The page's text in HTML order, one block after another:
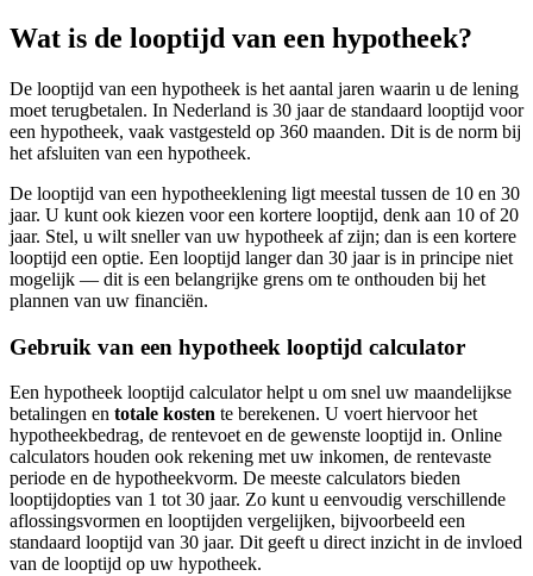
Wat is de looptijd van een hypotheek?
De looptijd van een hypotheek is het aantal jaren waarin u de lening
moet terugbetalen. In Nederland is 30 jaar de standaard looptijd voor
een hypotheek, vaak vastgesteld op 360 maanden. Dit is de norm bij
het afsluiten van een hypotheek.
De looptijd van een hypotheeklening ligt meestal tussen de 10 en 30
jaar. U kunt ook kiezen voor een kortere looptijd, denk aan 10 of 20
jaar. Stel, u wilt sneller van uw hypotheek af zijn; dan is een kortere
looptijd een optie. Een looptijd langer dan 30 jaar is in principe niet
mogelijk — dit is een belangrijke grens om te onthouden bij het
plannen van uw financiën.
Gebruik van een hypotheek looptijd calculator
Een hypotheek looptijd calculator helpt u om snel uw maandelijkse
betalingen en totale kosten te berekenen. U voert hiervoor het
hypotheekbedrag, de rentevoet en de gewenste looptijd in. Online
calculators houden ook rekening met uw inkomen, de rentevaste
periode en de hypotheekvorm. De meeste calculators bieden
looptijdopties van 1 tot 30 jaar. Zo kunt u eenvoudig verschillende
aflossingsvormen en looptijden vergelijken, bijvoorbeeld een
standaard looptijd van 30 jaar. Dit geeft u direct inzicht in de invloed
van de looptijd op uw hypotheek.